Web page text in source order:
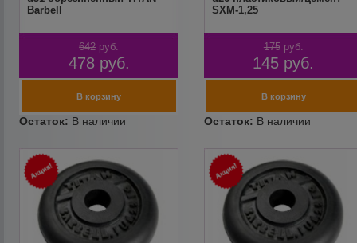
Barbell
642 руб.
478 руб.
SXM-1,25
175 руб.
145 руб.